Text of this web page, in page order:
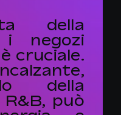
della
negozi
cruciale.
della
può